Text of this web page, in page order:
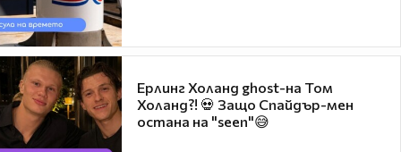
Ерлинг Холанд ghost-на Том
Холанд?! 💀 Защо Спайдър-мен
остана на "seen"😅